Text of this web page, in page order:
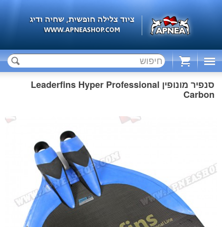
סנפיר מונופין Leaderfins Hyper Professional
Carbon